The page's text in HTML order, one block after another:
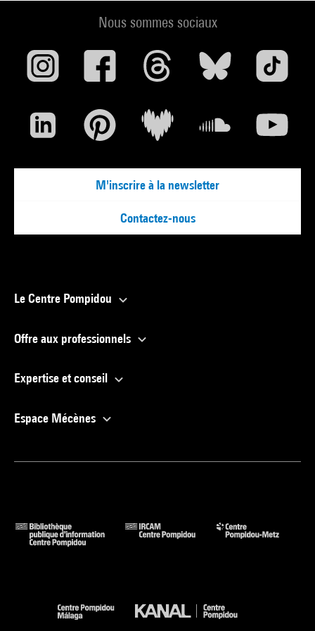
Renseignements :
Christine Bolron, tel : 01 44 78 46 52, fax : 01 44 78 12 03, mel
cbolron@cnac-gp.fr
Nous sommes sociaux
M'inscrire à la newsletter
Contactez-nous
Le Centre Pompidou
Offre aux professionnels
Expertise et conseil
Espace Mécènes